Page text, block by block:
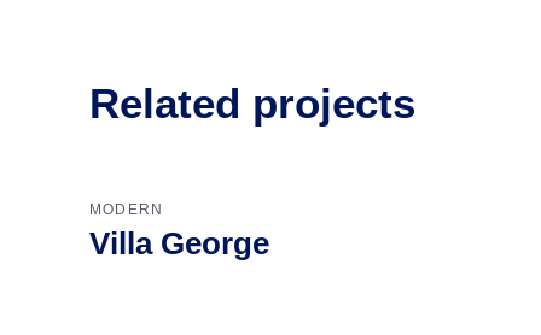
Related projects
MODERN
Villa George